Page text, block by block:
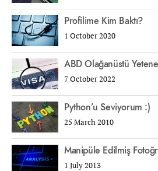
Profilime Kim Baktı?
1 October 2020
ABD Olağanüstü
7 October 2022
Python’u Seviyorum :)
25 March 2010
Manipüle Edilmiş
1 July 2013